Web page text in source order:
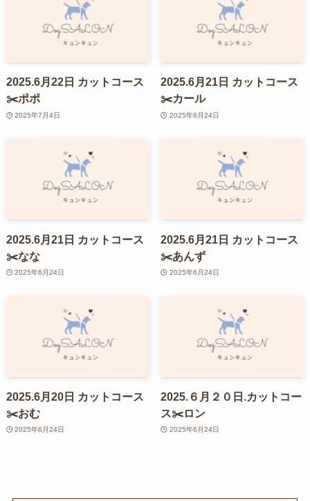
2025.6月22日 カットコース
✂️ポポ
2025年7月4日
2025.6月21日 カットコース
✂️カール
2025年6月24日
2025.6月21日 カットコース
✂️なな
2025年6月24日
2025.6月21日 カットコース
✂️あんず
2025年6月24日
2025.6月20日 カットコース
✂️おむ
2025年6月24日
2025.６月２０日.カットコー
ス✂️ロン
2025年6月24日